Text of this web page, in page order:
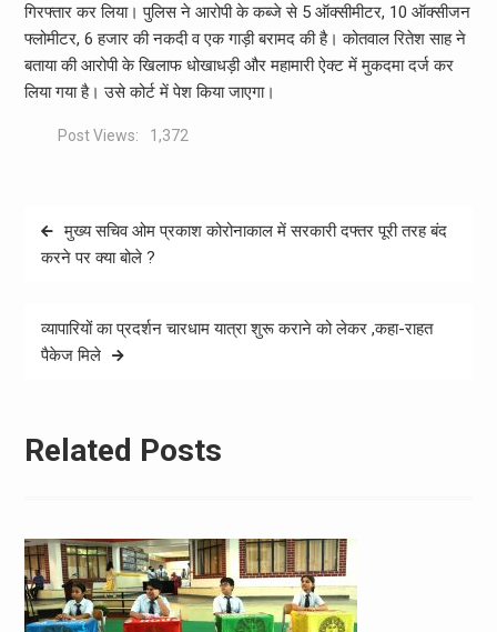
गिरफ्तार कर लिया। पुलिस ने आरोपी के कब्जे से 5 ऑक्सीमीटर, 10 ऑक्सीजन
फ्लोमीटर, 6 हजार की नकदी व एक गाड़ी बरामद की है। कोतवाल रितेश साह ने
बताया की आरोपी के खिलाफ धोखाधड़ी और महामारी ऐक्ट में मुकदमा दर्ज कर
लिया गया है। उसे कोर्ट में पेश किया जाएगा।
Post Views: 1,372
Post
navigation
मुख्य सचिव ओम प्रकाश कोरोनाकाल में सरकारी दफ्तर पूरी तरह बंद
करने पर क्या बोले ?
व्यापारियों का प्रदर्शन चारधाम यात्रा शुरू कराने को लेकर ,कहा-राहत
पैकेज मिले
Related Posts